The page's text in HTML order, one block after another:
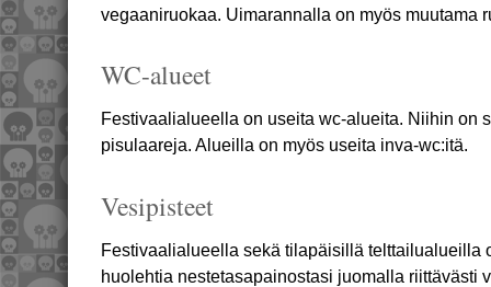
vegaaniruokaa. Uimarannalla on myös muutama
WC-alueet
Festivaalialueella on useita wc-alueita. Niihin on
pisulaareja. Alueilla on myös useita inva-wc:itä.
Vesipisteet
Festivaalialueella sekä tilapäisillä telttailualueilla
huolehtia nestetasapainostasi juomalla riittävästi